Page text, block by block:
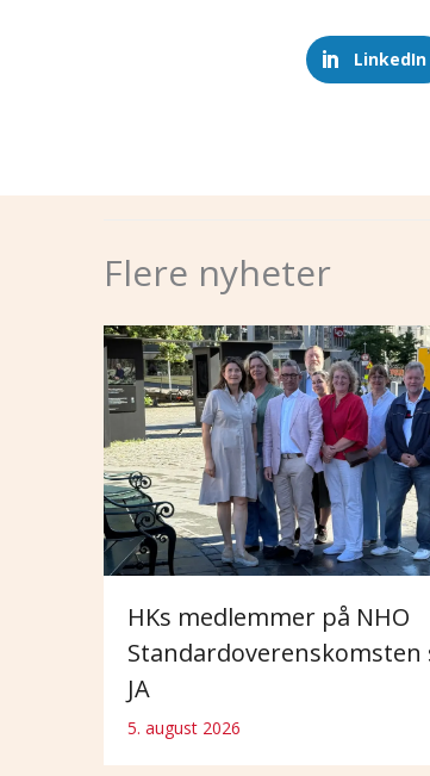
LinkedIn
Flere nyheter
HKs medlemmer på NHO
Standardoverenskomsten
JA
5. august 2026